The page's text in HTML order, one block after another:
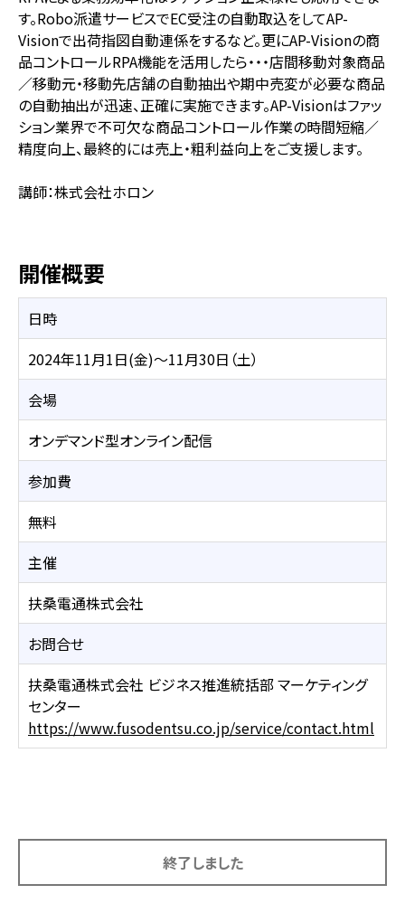
す。Robo派遣サービスでEC受注の自動取込をしてAP-
Visionで出荷指図自動連係をするなど。更にAP-Visionの商
品コントロールRPA機能を活用したら・・・店間移動対象商品
／移動元・移動先店舗の自動抽出や期中売変が必要な商品
の自動抽出が迅速、正確に実施できます。AP-Visionはファッ
ション業界で不可欠な商品コントロール作業の時間短縮／
精度向上、最終的には売上・粗利益向上をご支援します。
講師：株式会社ホロン
開催概要
日時
2024年11月1日(金)～11月30日（土）
会場
オンデマンド型オンライン配信
参加費
無料
主催
扶桑電通株式会社
お問合せ
扶桑電通株式会社 ビジネス推進統括部 マーケティング
センター
https://www.fusodentsu.co.jp/service/contact.html
終了しました